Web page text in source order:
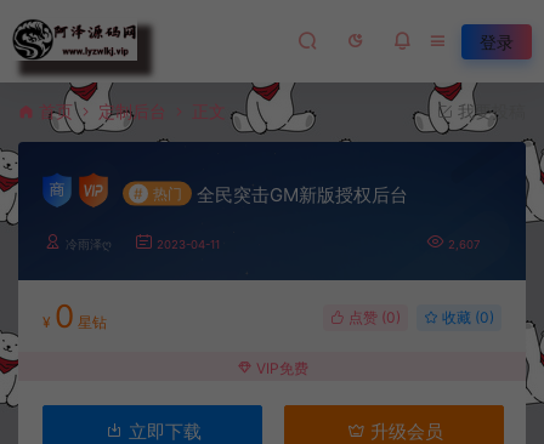
登录
首页 定制后台 正文 我要投稿
# 热门 全民突击GM新版授权后台
冷雨泽ღ 2023-04-11 2,607
¥ 0 星钻 点赞 (0) 收藏 (0)
VIP免费
立即下载 升级会员